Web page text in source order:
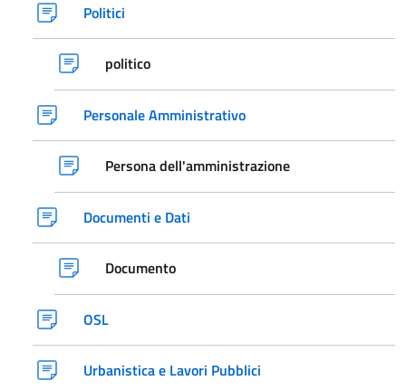
Politici
politico
Personale Amministrativo
Persona dell'amministrazione
Documenti e Dati
Documento
OSL
Urbanistica e Lavori Pubblici